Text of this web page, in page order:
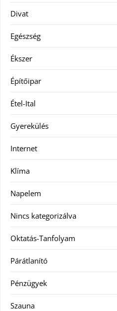
Divat
Egészség
Ékszer
Építőipar
Étel-Ital
Gyerekülés
Internet
Klíma
Napelem
Nincs kategorizálva
Oktatás-Tanfolyam
Párátlanító
Pénzügyek
Szauna